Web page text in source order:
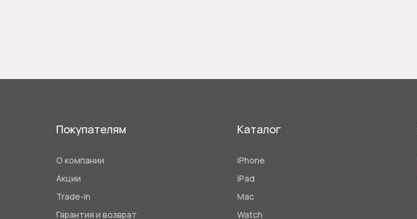
О компании
Акции
Trade-in
Гарантия и возврат
Покупателям
iPhone
iPad
Mac
Watch
Каталог